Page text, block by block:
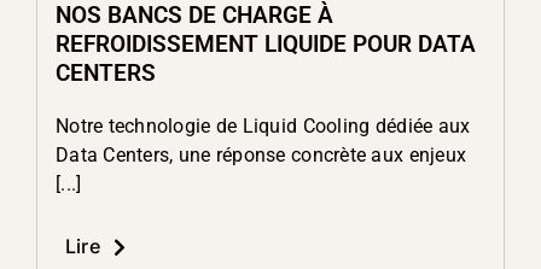
NOS BANCS DE CHARGE À
REFROIDISSEMENT LIQUIDE POUR DATA
CENTERS
Notre technologie de Liquid Cooling dédiée aux
Data Centers, une réponse concrète aux enjeux
[...]
Lire